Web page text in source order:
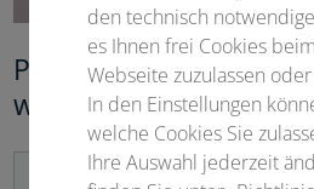
Programm und
wissenschaftlichen
den technisch
es Ihnen frei Cookies
Webseite zuzulassen
In den Einstellungen
welche Cookies Sie
Ihre Auswahl jederzeit